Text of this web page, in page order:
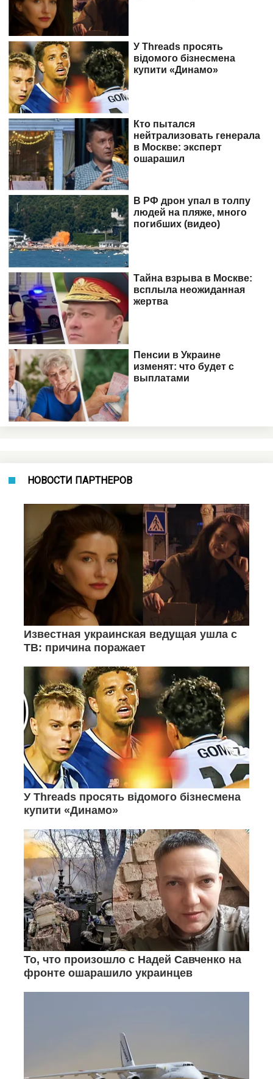
НОВОСТИ ПАРТНЕРОВ